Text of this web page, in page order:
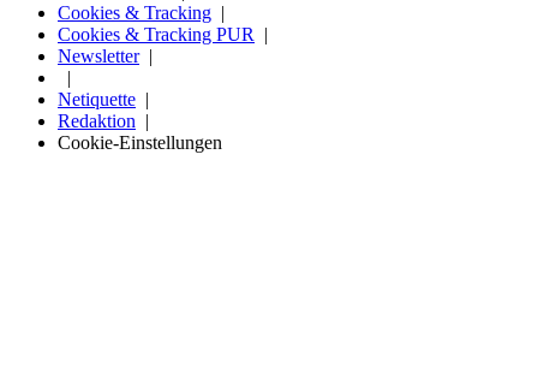
Cookies & Tracking
Cookies & Tracking PUR
Newsletter
Netiquette
Redaktion
Cookie-Einstellungen